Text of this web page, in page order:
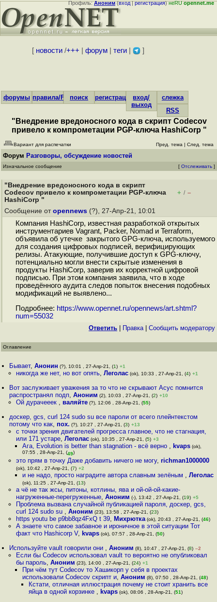
Профиль:Аноним(вход|регистрация)неRUopennet.me
[ новости/+++ форум| теги| ]
форумы правила/FAQпоиск регистрациявход/
выход
слежка
RSS
"Внедрение вредоносного кода в скрипт Codecov
привело к компрометации PGP-ключа HashiCorp "
Вариант для распечатки Пред. тема | След. тема
Форум Разговоры, обсуждение новостей
Изначальное сообщение [ Отслеживать ]
"Внедрение вредоносного кода в скрипт
Codecov привело к компрометации PGP-ключа
HashiCorp "
+ / –
Сообщение от opennews (?), 27-Апр-21, 10:01
Компания HashiCorp, известная разработкой открытых
инструментариев Vagrant, Packer, Nomad и Terraform,
объявила об утечке закрытого GPG-ключа, используемого
для создания цифровых подписей, верифицирующих
релизы. Атакующие, получившие доступ к GPG-ключу,
потенциально могли внести скрытые изменения в
продукты HashiCorp, заверив их корректной цифровой
подписью. При этом компания заявила, что в ходе
проведённого аудита следов попыток внесения подобных
модификаций не выявлено...
Подробнее: https://www.opennet.ru/opennews/art.shtml?
num=55032
Ответить Правка| Cообщить модератору
Оглавление
Бывает,Анонин (?), 10:01 , 27-Апр-21, (1) +1
никогда же нет, но вот опять, Леголас(ok), 10:33 , 27-Апр-21, (4) +1
Вот заслуживает уважения за то что не скрывают Асус помнится
распространял подп,Аноним (2), 10:03 , 27-Апр-21, (2) +10
Ой дурачееек , валяйте(?), 12:06 , 28-Апр-21, (55)
доскер, gcs, curl 124 sudo su все пароли от всего плейнтекстом
потому что как, пох. (?), 10:27 , 27-Апр-21, (3) +13
с точки зрения двигателей прогресса главное, что не стагнация,
или 171 устаре, Леголас(ok), 10:35 , 27-Апр-21, (5) +3
Ага, Evolution is better than stagnation - всё верно , kvaps(ok),
07:55 , 28-Апр-21, (49)
это прям в точку Даже добавить ничего не могу, richman1000000
(ok), 10:42 , 27-Апр-21, (7) +2
и не надо, просто наградите автора славным зелёным , Леголас
(ok), 11:25 , 27-Апр-21, (13)
а чё не так жсы, питоны, котлины, ява и ой-ой-ой-какие-
нагруженные-перегруженные, Аноним (-), 13:42 , 27-Апр-21, (19) +5
Проблема вызвана случайной публикацией пароля, доскер, gcs,
curl 124 sudo su , Аноним (23), 13:58 , 27-Апр-21, (23)
https youtu be p9bb8qz4FxQ t 39, Михрютка(ok), 20:43 , 27-Апр-21, (46)
А знаете что самое забавное и ироничное в этой ситуации Тот
факт что Hashicorp V, kvaps(ok), 07:57 , 28-Апр-21, (50)
Используйте vault говорили они ,Аноним (8), 10:47 , 27-Апр-21, (8) –2
Если бы Codecov использовал vault то вероятно не опубликовал
бы пароль, Аноним (23), 14:00 , 27-Апр-21, (24) +1
При чём тут Codecov то Хашикорп у себя в проектах
использовали Codecov скрипт и, Аноним (8), 07:50 , 28-Апр-21, (48)
Кстати, отличная иллюстрация почему не стоит хранить все
яйца в одной корзинке , kvaps (ok), 08:06 , 28-Апр-21, (51)